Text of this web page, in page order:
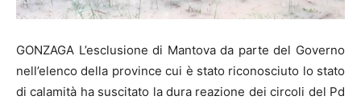
GONZAGA L’esclusione di Mantova da parte del Governo
nell’elenco della province cui è stato riconosciuto lo stato
di calamità ha suscitato la dura reazione dei circoli del Pd